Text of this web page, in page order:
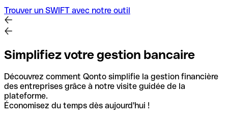
Trouver un SWIFT avec notre outil
Simplifiez votre gestion bancaire
Découvrez comment Qonto simplifie la gestion financière
des entreprises grâce à notre visite guidée de la
plateforme.
Économisez du temps dès aujourd'hui !